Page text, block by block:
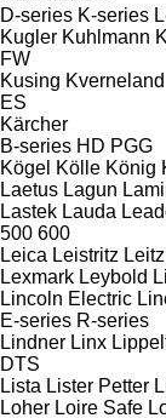
D-series K-series
Kugler Kuhlmann
FW
Kusing Kverneland
ES
Kärcher
B-series HD PGG
Kögel Kölle König
Laetus Lagun
Lastek Lauda
500 600
Leica Leistritz Leitz
Lexmark Leybold
Lincoln Electric
E-series R-series
Lindner Linx
DTS
Lista Lister Petter
Loher Loire Safe